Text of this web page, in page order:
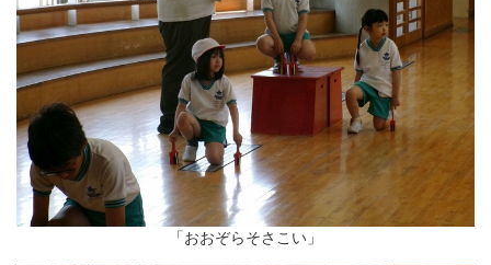
「おおぞらそさこい」